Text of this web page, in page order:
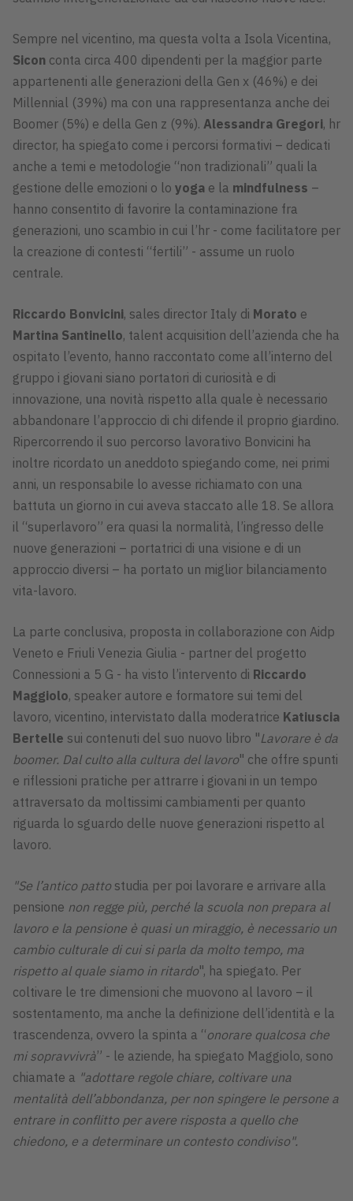
Sempre nel vicentino, ma questa volta a Isola Vicentina,
Sicon conta circa 400 dipendenti per la maggior parte
appartenenti alle generazioni della Gen x (46%) e dei
Millennial (39%) ma con una rappresentanza anche dei
Boomer (5%) e della Gen z (9%). Alessandra Gregori, hr
director, ha spiegato come i percorsi formativi – dedicati
anche a temi e metodologie “non tradizionali” quali la
gestione delle emozioni o lo yoga e la mindfulness –
hanno consentito di favorire la contaminazione fra
generazioni, uno scambio in cui l’hr - come facilitatore per
la creazione di contesti “fertili” - assume un ruolo
centrale.
Riccardo Bonvicini, sales director Italy di Morato e
Martina Santinello, talent acquisition dell’azienda che ha
ospitato l’evento, hanno raccontato come all’interno del
gruppo i giovani siano portatori di curiosità e di
innovazione, una novità rispetto alla quale è necessario
abbandonare l’approccio di chi difende il proprio giardino.
Ripercorrendo il suo percorso lavorativo Bonvicini ha
inoltre ricordato un aneddoto spiegando come, nei primi
anni, un responsabile lo avesse richiamato con una
battuta un giorno in cui aveva staccato alle 18. Se allora
il “superlavoro” era quasi la normalità, l’ingresso delle
nuove generazioni – portatrici di una visione e di un
approccio diversi – ha portato un miglior bilanciamento
vita-lavoro.
La parte conclusiva, proposta in collaborazione con Aidp
Veneto e Friuli Venezia Giulia - partner del progetto
Connessioni a 5 G - ha visto l’intervento di Riccardo
Maggiolo, speaker autore e formatore sui temi del
lavoro, vicentino, intervistato dalla moderatrice Katiuscia
Bertelle sui contenuti del suo nuovo libro "Lavorare è da
boomer. Dal culto alla cultura del lavoro" che offre spunti
e riflessioni pratiche per attrarre i giovani in un tempo
attraversato da moltissimi cambiamenti per quanto
riguarda lo sguardo delle nuove generazioni rispetto al
lavoro.
"Se l’antico patto studia per poi lavorare e arrivare alla
pensione non regge più, perché la scuola non prepara al
lavoro e la pensione è quasi un miraggio, è necessario un
cambio culturale di cui si parla da molto tempo, ma
rispetto al quale siamo in ritardo", ha spiegato. Per
coltivare le tre dimensioni che muovono al lavoro – il
sostentamento, ma anche la definizione dell’identità e la
trascendenza, ovvero la spinta a “onorare qualcosa che
mi sopravvivrà” - le aziende, ha spiegato Maggiolo, sono
chiamate a "adottare regole chiare, coltivare una
mentalità dell’abbondanza, per non spingere le persone a
entrare in conflitto per avere risposta a quello che
chiedono, e a determinare un contesto condiviso".